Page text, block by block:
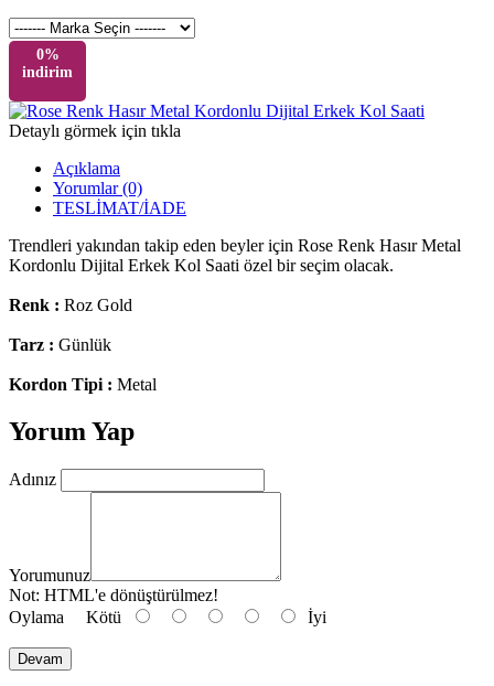
0%
indirim
Detaylı görmek için tıkla
Açıklama
Yorumlar (0)
TESLİMAT/İADE
Trendleri yakından takip eden beyler için Rose Renk Hasır Metal
Kordonlu Dijital Erkek Kol Saati özel bir seçim olacak.
Renk : Roz Gold
Tarz : Günlük
Kordon Tipi : Metal
Yorum Yap
Adınız
Yorumunuz
Not: HTML'e dönüştürülmez!
Oylama Kötü İyi
Devam